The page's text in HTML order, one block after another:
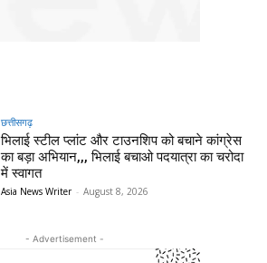
छत्तीसगढ़
भिलाई स्टील प्लांट और टाउनशिप को बचाने कांग्रेस
का बड़ा अभियान,,, भिलाई बचाओ पदयात्रा का चरोदा
में स्वागत
Asia News Writer - August 8, 2026
- Advertisement -